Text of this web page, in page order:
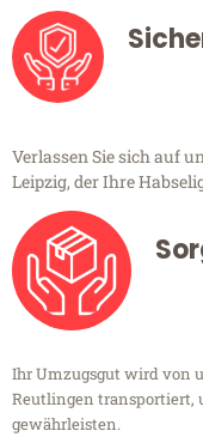
Verlassen Sie sich auf
Leipzig, der Ihre
Ihr Umzugsgut wird von
Reutlingen transportiert,
gewährleisten.